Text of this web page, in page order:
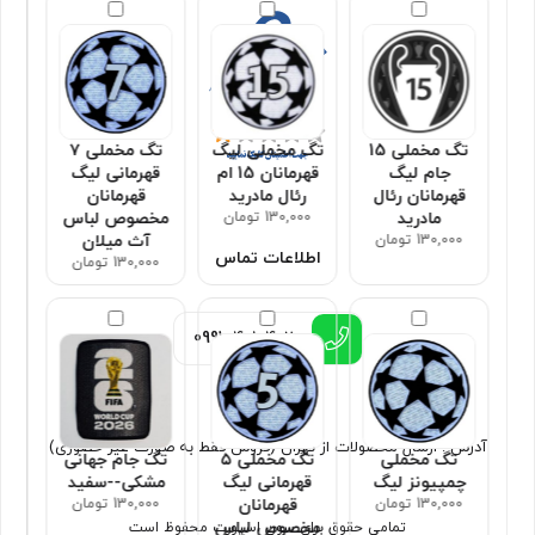
تگ مخملی 15
جام لیگ
قهرمانان رئال
مادرید
130,000 تومان
تگ مخملی لیگ
قهرمانان 15 ام
رئال مادرید
130,000 تومان
تگ مخملی ۷
قهرمانی لیگ
قهرمانان
مخصوص لباس
آث میلان
130,000 تومان
تگ مخملی
چمپیونز لیگ
130,000 تومان
تگ مخملی ۵
قهرمانی لیگ
قهرمانان
مخصوص لباس
تگ جام جهانی
مشکی--سفید
130,000 تومان
اطلاعات تماس
0991 4010402
آدرس : ارسال محصولات از تهران (فروش فقط به صورت غیر حضوری)
تمامی حقوق برای سون اسپورت محفوظ است